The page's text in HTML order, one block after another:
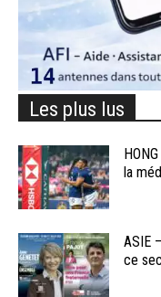
Les plus lus
la
ASIE
ce